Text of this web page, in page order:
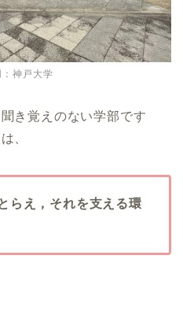
神戸大学
き覚えのない学部です
、
らえ，それを支える環